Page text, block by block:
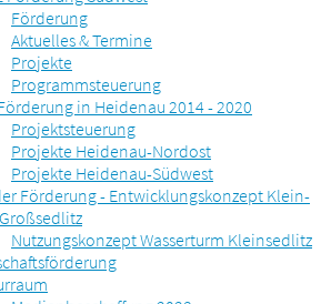
Förderung
Aktuelles & Termine
Projekte
Programmsteuerung
in Heidenau 2014 - 2020
Projektsteuerung
Projekte Heidenau-Nordost
Projekte Heidenau-Südwest
Förderung - Entwicklungskonzept Klein-
Nutzungskonzept Wasserturm Kleinsedlitz